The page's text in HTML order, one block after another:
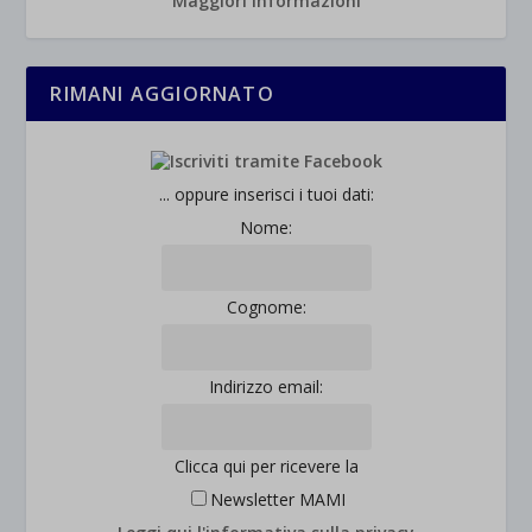
RIMANI AGGIORNATO
... oppure inserisci i tuoi dati:
Nome:
Cognome:
Indirizzo email:
Clicca qui per ricevere la
Newsletter MAMI